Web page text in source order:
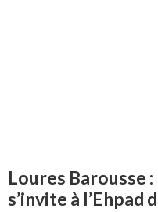
Loures Barousse
s’invite à l’Ehpad